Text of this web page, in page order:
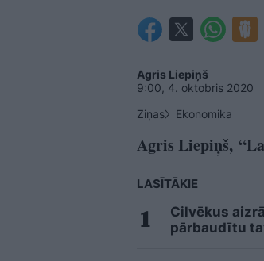
Agris Liepiņš
9:00, 4. oktobris 2020
Ziņas
Ekonomika
Agris Liepiņš,
LASĪTĀKIE
Cilvēkus
pārbaudītu